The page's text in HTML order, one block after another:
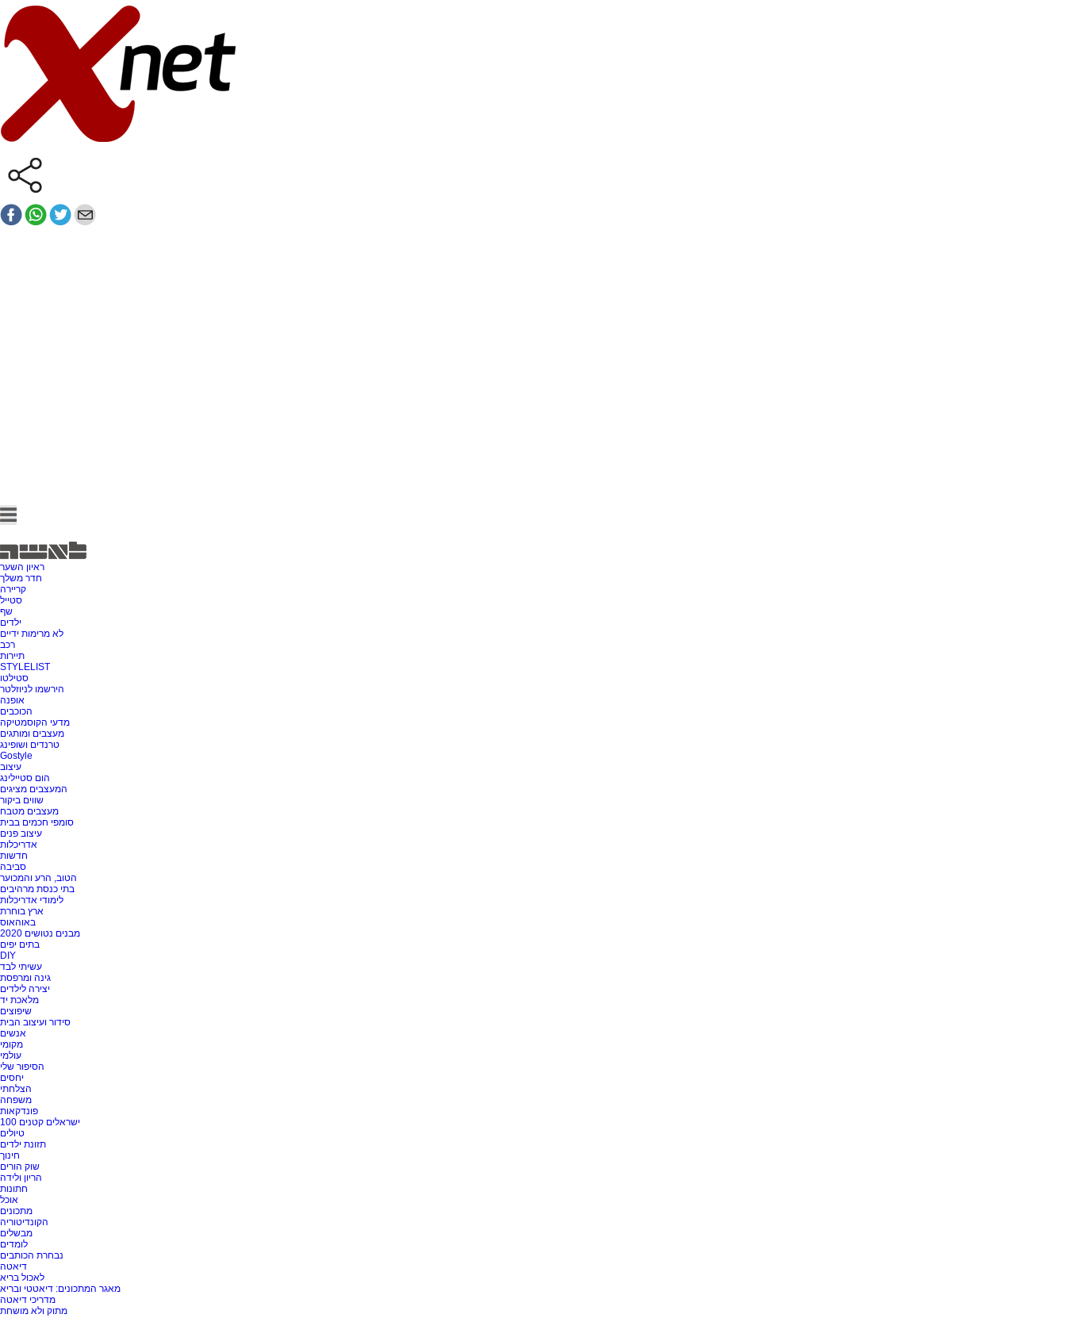
ראיון השער
חדר משלך
קריירה
סטייל
שף
ילדים
לא מרימות ידיים
רכב
תיירות
STYLELIST
סטילטו
הירשמו לניוזלטר
אופנה
הכוכבים
מדעי הקוסמטיקה
מעצבים ומותגים
טרנדים ושופינג
Gostyle
עיצוב
הום סטיילינג
המעצבים מציגים
שווים ביקור
מעצבים מטבח
סומפי חכמים בבית
עיצוב פנים
אדריכלות
חדשות
סביבה
הטוב, הרע והמכוער
בתי כנסת מרהיבים
לימודי אדריכלות
ארץ בוחרת
באוהאוס
מבנים נטושים 2020
בתים יפים
DIY
עשיתי לבד
גינה ומרפסת
יצירה לילדים
מלאכת יד
שיפוצים
סידור ועיצוב הבית
אנשים
מקומי
עולמי
הסיפור שלי
יחסים
הצלחתי
משפחה
פונדקאות
100 ישראלים קטנים
טיולים
תזונת ילדים
חינוך
שוק הורים
הריון ולידה
חתונות
אוכל
מתכונים
הקונדיטוריה
מבשלים
לומדים
נבחרת הכותבים
דיאטה
לאכול בריא
מאגר המתכונים: דיאטטי ובריא
מדריכי דיאטה
מתוק ולא מושחת